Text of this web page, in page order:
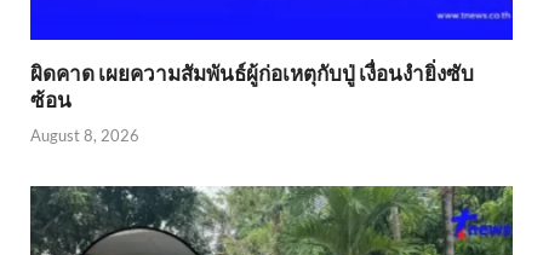
ผิดคาด เผยความสัมพันธ์ผู้ก่อเหตุกับปู่ เงื่อนงำยิ่งซับ
ซ้อน
August 8, 2026